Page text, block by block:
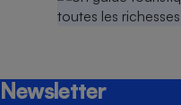
Newsletter